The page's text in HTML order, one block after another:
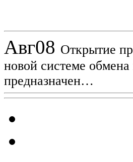
Авг08 Открытие
новой системе
предназначен…